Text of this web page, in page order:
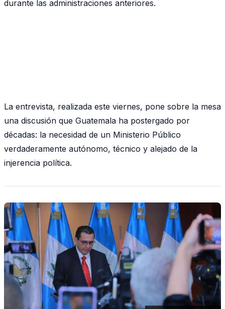
durante las administraciones anteriores.
La entrevista, realizada este viernes, pone sobre la mesa
una discusión que Guatemala ha postergado por
décadas: la necesidad de un Ministerio Público
verdaderamente autónomo, técnico y alejado de la
injerencia política.